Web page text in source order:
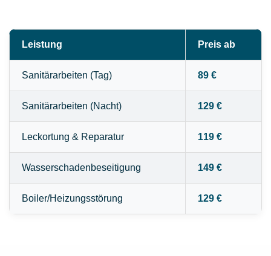
Leistung Preis ab
Sanitärarbeiten (Tag) 89 €
Sanitärarbeiten (Nacht) 129 €
Leckortung & Reparatur 119 €
Wasserschadenbeseitigung 149 €
Boiler/Heizungsstörung 129 €